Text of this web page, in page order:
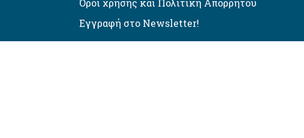
Όροι χρήσης και Πολιτική Απορρήτου
Εγγραφή στο Newsletter!